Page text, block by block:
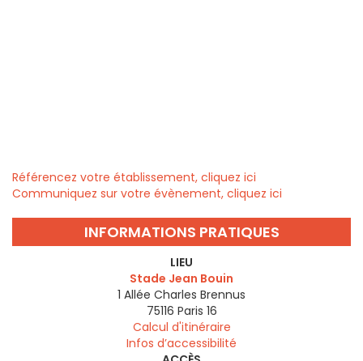
Référencez votre établissement, cliquez ici
Communiquez sur votre évènement, cliquez ici
INFORMATIONS PRATIQUES
LIEU
Stade Jean Bouin
1 Allée Charles Brennus
75116 Paris 16
Calcul d'itinéraire
Infos d’accessibilité